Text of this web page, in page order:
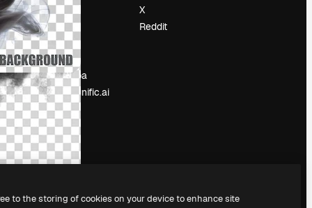
Eventi
Slidesgo
Vendi i tuoi
contenuti
Sala stampa
Cerchi magnific.ai
X
Reddit
to the storing of cookies on your device to enhance site